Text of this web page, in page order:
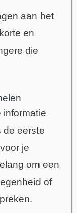
aan het
en
die
informatie
de eerste
je
om een
of